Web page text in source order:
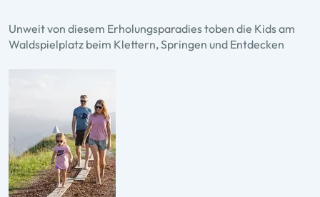
Unweit von diesem Erholungsparadies toben die Kids am
Waldspielplatz beim Klettern, Springen und Entdecken